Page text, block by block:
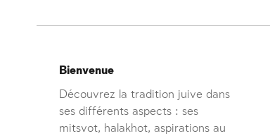
Bienvenue
Découvrez la tradition juive dans
ses différents aspects : ses
mitsvot, halakhot, aspirations au